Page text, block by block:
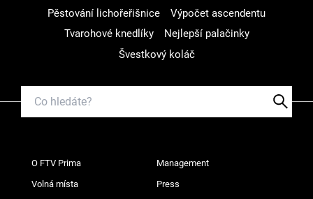
Pěstování lichořeřišnice
Výpočet ascendentu
Tvarohové knedlíky
Nejlepší palačinky
Švestkový koláč
O FTV Prima Management
Volná místa Press